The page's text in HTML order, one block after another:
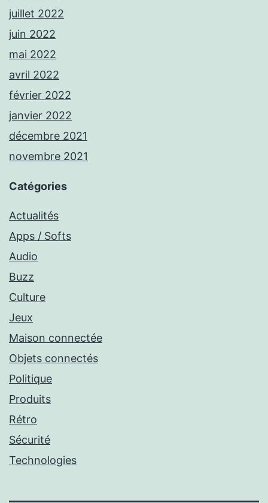
juillet 2022
juin 2022
mai 2022
avril 2022
février 2022
janvier 2022
décembre 2021
novembre 2021
Catégories
Actualités
Apps / Softs
Audio
Buzz
Culture
Jeux
Maison connectée
Objets connectés
Politique
Produits
Rétro
Sécurité
Technologies